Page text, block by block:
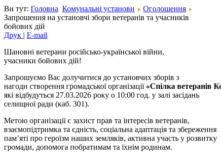
Ви тут: Головна Комунальні установи
Оголошення
Запрошення на установчі збори ветеранів та учасників
бойових дій
Друк | E-mail
Шановні ветерани російсько-української війни,
учасники бойових дій!
Запрошуємо Вас долучитися до установчих зборів з
нагоди створення громадської організації «Спілка ветеранів
які відбудуться 27.03.2026 року о 10:00 год. у залі засідань
селищної ради (каб. 301).
Метою організації є захист прав та інтересів ветеранів,
взаємопідтримка та єдність, соціальна адаптація та збереження
пам’яті про героїзм наших земляків, активна участь у розвитку
громади, допомога побратимам та їхнім родинам.